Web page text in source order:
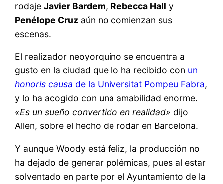
rodajeJavier Bardem, Rebecca Hall y
Penélope Cruz aún no comienzan sus
escenas.
El realizador neoyorquino se encuentra a
gusto en la ciudad que lo ha recibido con un
honoris causa de la Universitat Pompeu Fabra,
y lo ha acogido con una amabilidad enorme.
«Es un sueño convertido en realidad» dijo
Allen, sobre el hecho de rodar en Barcelona.
Y aunque Woody está feliz, la producción no
ha dejado de generar polémicas, pues al estar
solventado en parte por el Ayuntamiento de la